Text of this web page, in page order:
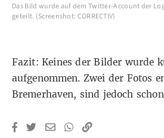
Das Bild wurde auf dem Twitter-Account der
geteilt. (Screenshot: CORRECTIV)
Fazit: Keines der Bilder wurde
aufgenommen. Zwei der Fotos
Bremerhaven, sind jedoch